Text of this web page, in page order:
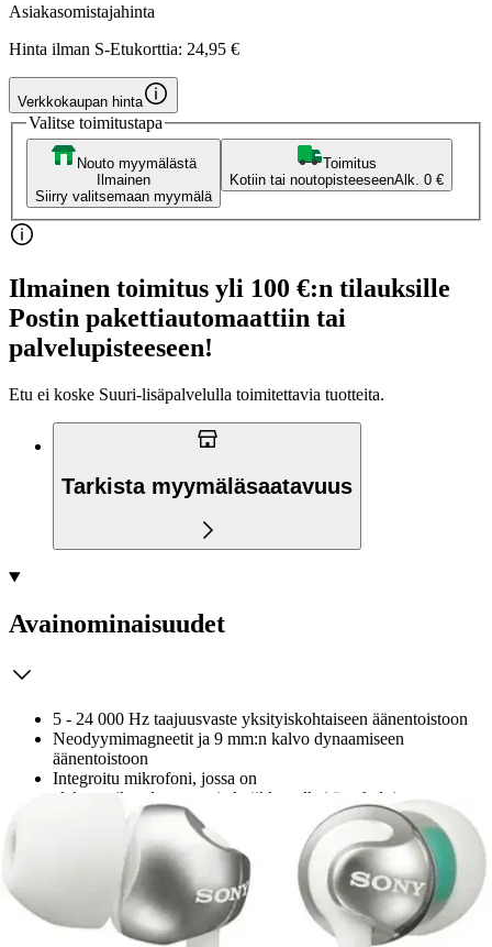
Asiakasomistajahinta
Hinta ilman S-Etukorttia: 24,95 €
Verkkokaupan hinta
Valitse toimitustapa
Nouto myymälästä
Ilmainen
Siirry valitsemaan myymälä
Toimitus
Kotiin tai noutopisteeseenAlk. 0 €
Ilmainen toimitus yli 100 €:n tilauksille
Postin pakettiautomaattiin tai
palvelupisteeseen!
Etu ei koske Suuri‑lisäpalvelulla toimitettavia tuotteita.
Tarkista myymäläsaatavuus
Avainominaisuudet
5 - 24 000 Hz taajuusvaste yksityiskohtaiseen äänentoistoon
Neodyymimagneetit ja 9 mm:n kalvo dynaamiseen
äänentoistoon
Integroitu mikrofoni, jossa on
elektreettikondensaattoritekniikka selkeitä puheluita varten
Mutkaton johto ja L-muotoinen pistoke vaivatonta käyttöä
Kullatut liittimet takaavat erinomaisen äänenlaadun ja
korroosionkestävyyden